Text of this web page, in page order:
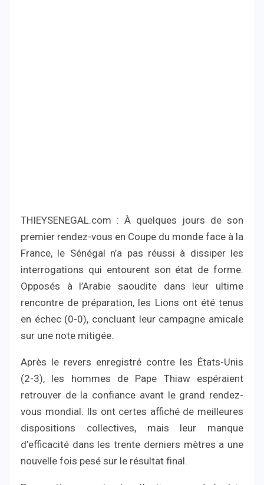
THIEYSENEGAL.com : À quelques jours de son
premier rendez-vous en Coupe du monde face à la
France, le Sénégal n’a pas réussi à dissiper les
interrogations qui entourent son état de forme.
Opposés à l’Arabie saoudite dans leur ultime
rencontre de préparation, les Lions ont été tenus
en échec (0-0), concluant leur campagne amicale
sur une note mitigée.
Après le revers enregistré contre les États-Unis
(2-3), les hommes de Pape Thiaw espéraient
retrouver de la confiance avant le grand rendez-
vous mondial. Ils ont certes affiché de meilleures
dispositions collectives, mais leur manque
d’efficacité dans les trente derniers mètres a une
nouvelle fois pesé sur le résultat final.